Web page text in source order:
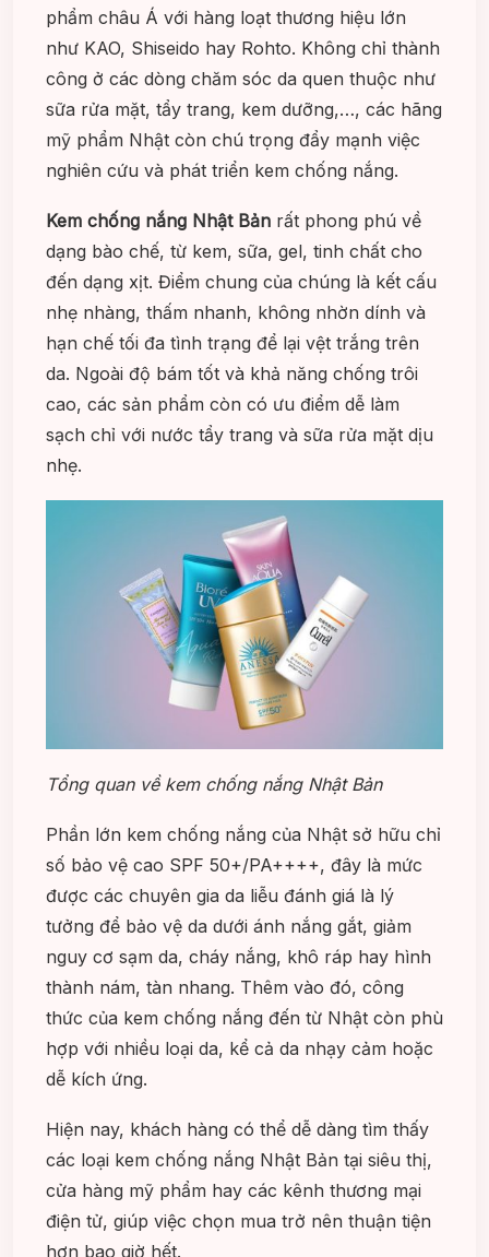
phẩm châu Á với hàng loạt thương hiệu lớn
như KAO, Shiseido hay Rohto. Không chỉ thành
công ở các dòng chăm sóc da quen thuộc như
sữa rửa mặt, tẩy trang, kem dưỡng,…, các hãng
mỹ phẩm Nhật còn chú trọng đẩy mạnh việc
nghiên cứu và phát triển kem chống nắng.
Kem chống nắng Nhật Bản rất phong phú về
dạng bào chế, từ kem, sữa, gel, tinh chất cho
đến dạng xịt. Điểm chung của chúng là kết cấu
nhẹ nhàng, thấm nhanh, không nhờn dính và
hạn chế tối đa tình trạng để lại vệt trắng trên
da. Ngoài độ bám tốt và khả năng chống trôi
cao, các sản phẩm còn có ưu điểm dễ làm
sạch chỉ với nước tẩy trang và sữa rửa mặt dịu
nhẹ.
Tổng quan về kem chống nắng Nhật Bản
Phần lớn kem chống nắng của Nhật sở hữu chỉ
số bảo vệ cao SPF 50+/PA++++, đây là mức
được các chuyên gia da liễu đánh giá là lý
tưởng để bảo vệ da dưới ánh nắng gắt, giảm
nguy cơ sạm da, cháy nắng, khô ráp hay hình
thành nám, tàn nhang. Thêm vào đó, công
thức của kem chống nắng đến từ Nhật còn phù
hợp với nhiều loại da, kể cả da nhạy cảm hoặc
dễ kích ứng.
Hiện nay, khách hàng có thể dễ dàng tìm thấy
các loại kem chống nắng Nhật Bản tại siêu thị,
cửa hàng mỹ phẩm hay các kênh thương mại
điện tử, giúp việc chọn mua trở nên thuận tiện
hơn bao giờ hết.